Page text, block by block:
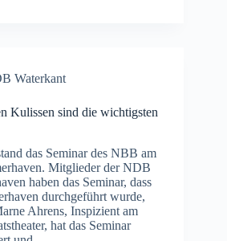
Waterkant
Kulissen sind die wichtigsten
das Seminar des NBB am
Mitglieder der NDB
haben das Seminar, dass
durchgeführt wurde,
Ahrens, Inspizient am
hat das Seminar